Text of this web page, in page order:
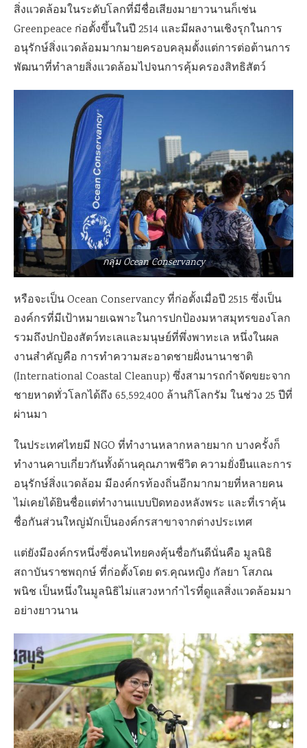
สิ่งแวดล้อมในระดับโลกที่มีชื่อเสียงมายาวนานก็เช่น
Greenpeace ก่อตั้งขึ้นในปี 2514 และมีผลงานเชิงรุกในการ
อนุรักษ์สิ่งแวดล้อมมากมายครอบคลุมตั้งแต่การต่อต้านการ
พัฒนาที่ทำลายสิ่งแวดล้อมไปจนการคุ้มครองสิทธิสัตว์
กลุ่ม Ocean Conservancy
หรือจะเป็น Ocean Conservancy ที่ก่อตั้งเมื่อปี 2515 ซึ่งเป็น
องค์กรที่มีเป้าหมายเฉพาะในการปกป้องมหาสมุทรของโลก
รวมถึงปกป้องสัตว์ทะเลและมนุษย์ที่พึ่งพาทะเล หนึ่งในผล
งานสำคัญคือ การทำความสะอาดชายฝั่งนานาชาติ
(International Coastal Cleanup) ซึ่งสามารถกำจัดขยะจาก
ชายหาดทั่วโลกได้ถึง 65,592,400 ล้านกิโลกรัม ในช่วง 25 ปีที่
ผ่านมา
ในประเทศไทยมี NGO ที่ทำงานหลากหลายมาก บางครั้งก็
ทำงานคาบเกี่ยวกันทั้งด้านคุณภาพชีวิต ความยั่งยืนและการ
อนุรักษ์สิ่งแวดล้อม มีองค์กรท้องถิ่นอีกมากมายที่หลายคน
ไม่เคยได้ยินชื่อแต่ทำงานแบบปิดทองหลังพระ และที่เราคุ้น
ชื่อกันส่วนใหญ่มักเป็นองค์กรสาขาจากต่างประเทศ
แต่ยังมีองค์กรหนึ่งซึ่งคนไทยคงคุ้นชื่อกันดีนั่นคือ มูลนิธิ
สถาบันราชพฤกษ์ ที่ก่อตั้งโดย ดร.คุณหญิง กัลยา โสภณ
พนิช เป็นหนึ่งในมูลนิธิไม่แสวงหากำไรที่ดูแลสิ่งแวดล้อมมา
อย่างยาวนาน